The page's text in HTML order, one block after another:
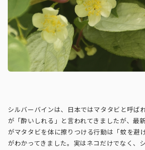
シルバーバインは、日本ではマタタビと呼ば
が「酔いしれる」と言われてきましたが、最
がマタタビを体に擦りつける行動は「蚊を避
がわかってきました。実はネコだけでなく、